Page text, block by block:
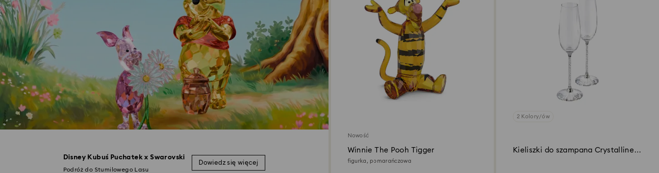
Disney Kubuś Puchatek x Swarovski
Podróż do Stumilowego Lasu
Dowiedz się więcej
Nowość
Winnie The Pooh Tigger
figurka, pomarańczowa
2 Kolory/ów
Kieliszki do szampana Crystalline